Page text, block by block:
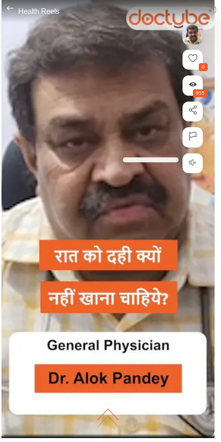
---
Health Reels
रात को दही क्यों नहीं खाना चाहिये?
0
955